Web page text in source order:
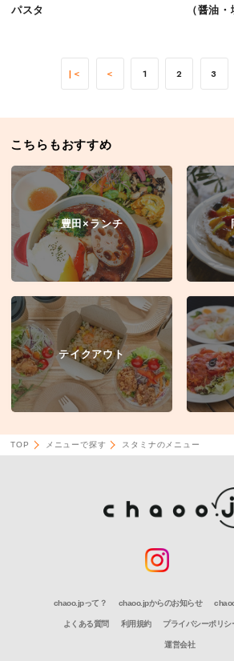
パスタ
（醤油
|＜ ＜ 1 2 3
こちらもおすすめ
豊田×ランチ
テイクアウト
TOP メニューで探す スタミナのメニュー
chaoo.jpって？ chaoo.jpからのお知らせ
よくある質問 利用規約 プライバシーポリシ
運営会社